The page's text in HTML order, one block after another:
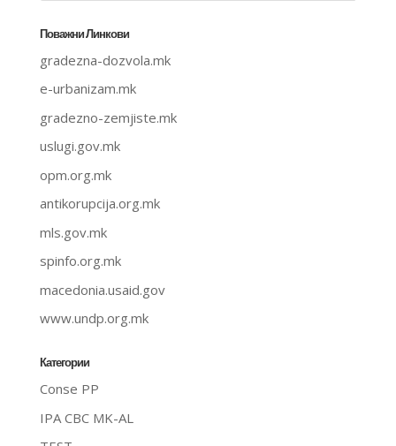
Поважни Линкови
gradezna-dozvola.mk
e-urbanizam.mk
gradezno-zemjiste.mk
uslugi.gov.mk
opm.org.mk
antikorupcija.org.mk
mls.gov.mk
spinfo.org.mk
macedonia.usaid.gov
www.undp.org.mk
Категории
Conse PP
IPA CBC MK-AL